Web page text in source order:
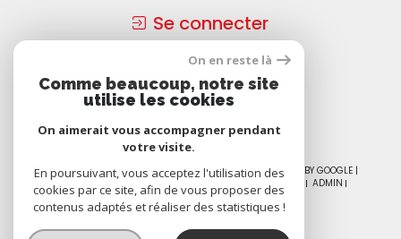
Se connecter
Nous
ADHÉRONS
© 2026 | TOUS DROITS RÉSERVÉS | TRADUCTION POWERED BY GOOGLE |
NOS HONORAIRES
PLAN DU SITE MENTIONS LÉGALES
ADMIN
NOS PARTENAIRES
POLITIQUE RGPD COOKIES
On en reste là
Comme beaucoup, notre site
utilise les cookies
On aimerait vous accompagner pendant
votre visite.
En poursuivant, vous acceptez l'utilisation des
cookies par ce site, afin de vous proposer des
contenus adaptés et réaliser des statistiques !